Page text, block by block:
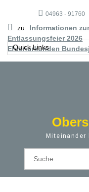
04963 - 91760
zu
Informationen
Entlassungsfeier 2026
Ehrenurkunden
Quick Links
Miteinander